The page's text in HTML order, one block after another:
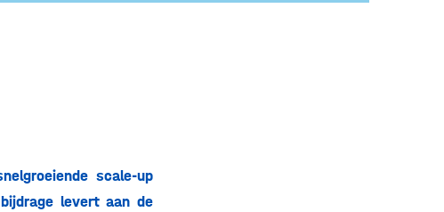
scale-up
levert aan de